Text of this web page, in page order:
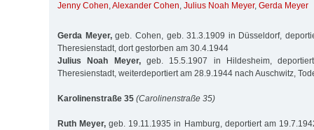
Jenny Cohen,Alexander Cohen, Julius Noah Meyer, Gerda Meyer
Gerda Meyer,geb. Cohen, geb. 31.3.1909 in Düsseldorf,
Theresienstadt, dort gestorben am 30.4.1944
Julius Noah Meyer,geb. 15.5.1907 in Hildesheim,
Theresienstadt, weiterdeportiert am 28.9.1944 nach Auschwitz,
Karolinenstraße 35 (Carolinenstraße 35)
Ruth Meyer, geb. 19.11.1935 in Hamburg, deportiert am